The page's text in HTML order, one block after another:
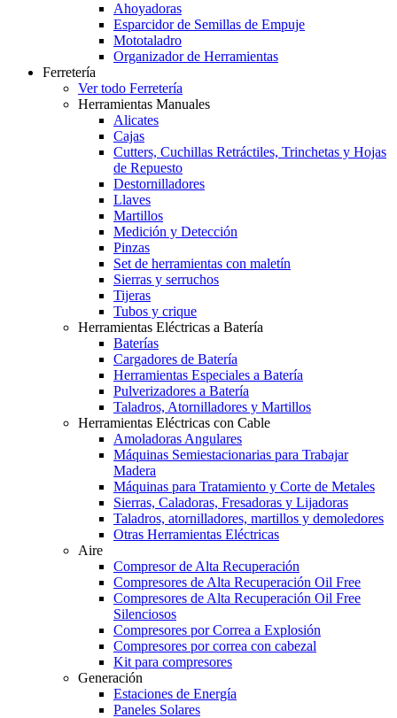
Ahoyadoras
Esparcidor de Semillas de Empuje
Mototaladro
Organizador de Herramientas
Ferretería
Ver todo Ferretería
Herramientas Manuales
Alicates
Cajas
Cutters, Cuchillas Retráctiles, Trinchetas y Hojas
de Repuesto
Destornilladores
Llaves
Martillos
Medición y Detección
Pinzas
Set de herramientas con maletín
Sierras y serruchos
Tijeras
Tubos y crique
Herramientas Eléctricas a Batería
Baterías
Cargadores de Batería
Herramientas Especiales a Batería
Pulverizadores a Batería
Taladros, Atornilladores y Martillos
Herramientas Eléctricas con Cable
Amoladoras Angulares
Máquinas Semiestacionarias para Trabajar
Madera
Máquinas para Tratamiento y Corte de Metales
Sierras, Caladoras, Fresadoras y Lijadoras
Taladros, atornilladores, martillos y demoledores
Otras Herramientas Eléctricas
Aire
Compresor de Alta Recuperación
Compresores de Alta Recuperación Oil Free
Compresores de Alta Recuperación Oil Free
Silenciosos
Compresores por Correa a Explosión
Compresores por correa con cabezal
Kit para compresores
Generación
Estaciones de Energía
Paneles Solares